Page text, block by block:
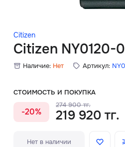
Citizen
Citizen NY0120-
Наличие: Нет Артикул:
СТОИМОСТЬ И ПОКУПКА
-20%
274 900 тг.
219 920 тг.
Нет в наличии
Скидки
Главная
О нас
Доставка и